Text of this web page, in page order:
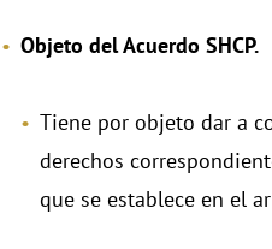
Objeto del Acuerdo SHCP.
Tiene por objeto dar a
derechos
que se establece en el